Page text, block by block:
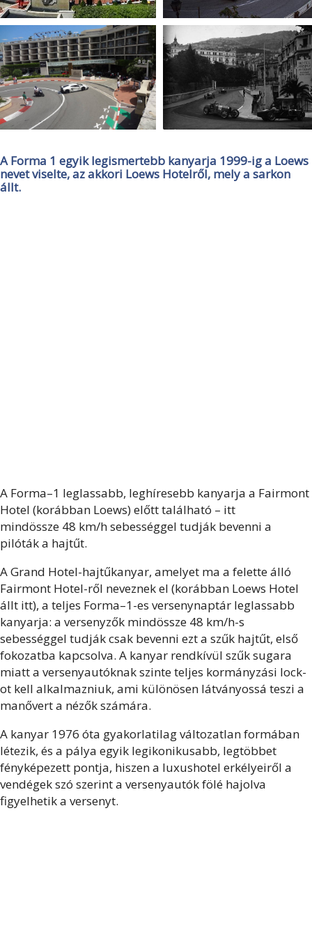
A Forma 1 egyik legismertebb kanyarja 1999-ig a Loews
nevet viselte, az akkori Loews Hotelről, mely a sarkon
állt.
A Forma–1 leglassabb, leghíresebb kanyarja a Fairmont
Hotel (korábban Loews) előtt található – itt
mindössze 48 km/h sebességgel tudják bevenni a
pilóták a hajtűt.
A Grand Hotel-hajtűkanyar, amelyet ma a felette álló
Fairmont Hotel-ről neveznek el (korábban Loews Hotel
állt itt), a teljes Forma–1-es versenynaptár leglassabb
kanyarja: a versenyzők mindössze 48 km/h-s
sebességgel tudják csak bevenni ezt a szűk hajtűt, első
fokozatba kapcsolva. A kanyar rendkívül szűk sugara
miatt a versenyautóknak szinte teljes kormányzási lock-
ot kell alkalmazniuk, ami különösen látványossá teszi a
manővert a nézők számára.
A kanyar 1976 óta gyakorlatilag változatlan formában
létezik, és a pálya egyik legikonikusabb, legtöbbet
fényképezett pontja, hiszen a luxushotel erkélyeiről a
vendégek szó szerint a versenyautók fölé hajolva
figyelhetik a versenyt.